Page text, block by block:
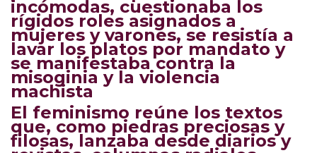
incómodas, cuestionaba los
rígidos roles asignados a
mujeres y varones, se resistía a
lavar los platos por mandato y
se manifestaba contra la
misoginia y la violencia
machista
El feminismo reúne los textos
que, como piedras preciosas y
filosas, lanzaba desde diarios y